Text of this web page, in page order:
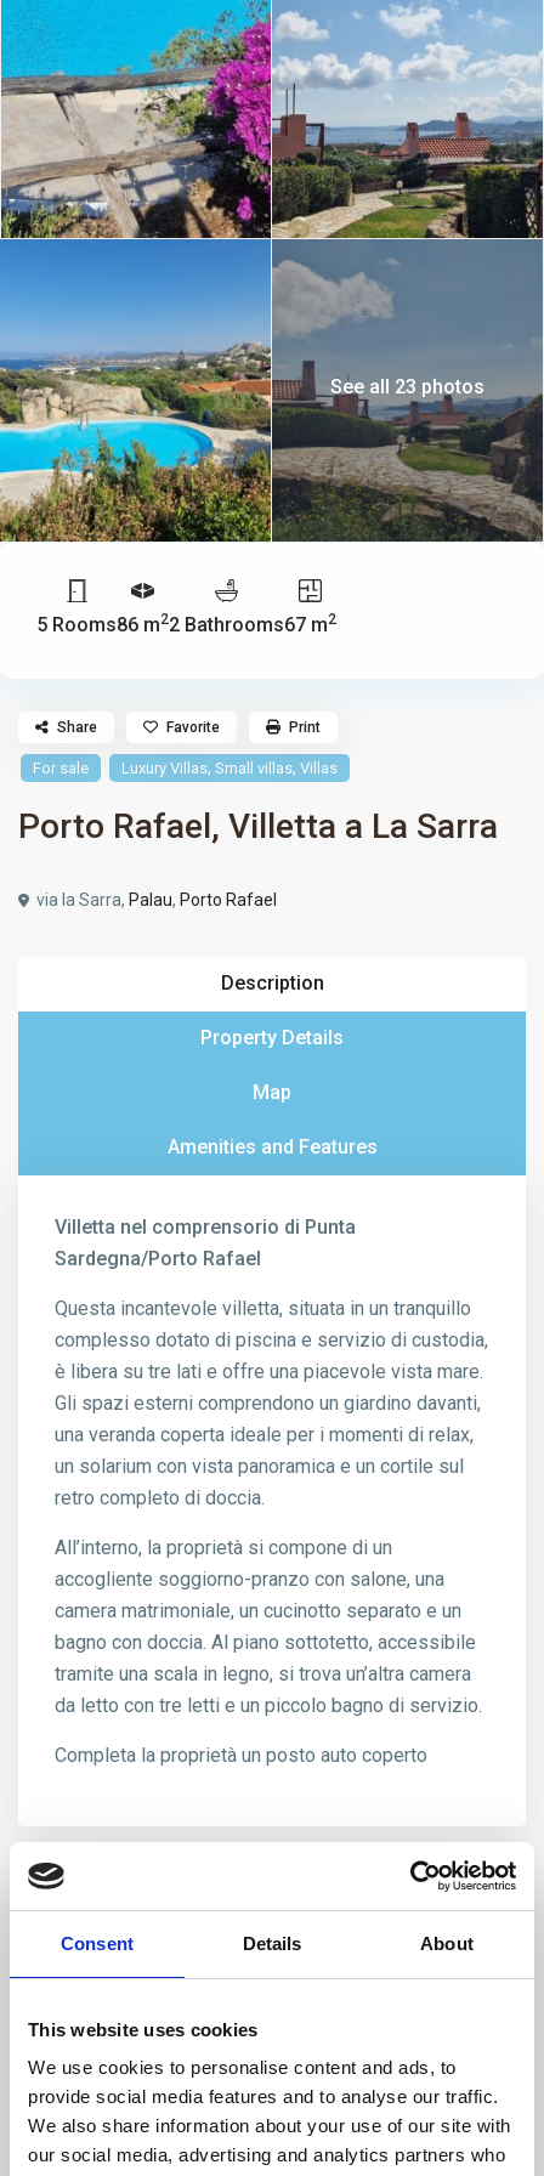
Consent Details About
This website uses cookies
We use cookies to personalise content and ads, to
provide social media features and to analyse our traffic.
We also share information about your use of our site with
our social media, advertising and analytics partners who
See all 23 photos
5 Rooms86 m22 Bathrooms67 m2
For sale Luxury Villas,Small villas,Villas
Porto Rafael, Villetta a La Sarra
via la Sarra, Palau, Porto Rafael
Share Favorite Print
Description
Property Details
Map
Amenities and Features
Villetta nel comprensorio di Punta
Sardegna/Porto Rafael
Questa incantevole villetta, situata in un tranquillo
complesso dotato di piscina e servizio di custodia,
è libera su tre lati e offre una piacevole vista mare.
Gli spazi esterni comprendono un giardino davanti,
una veranda coperta ideale per i momenti di relax,
un solarium con vista panoramica e un cortile sul
retro completo di doccia.
All’interno, la proprietà si compone di un
accogliente soggiorno-pranzo con salone, una
camera matrimoniale, un cucinotto separato e un
bagno con doccia. Al piano sottotetto, accessibile
tramite una scala in legno, si trova un’altra camera
da letto con tre letti e un piccolo bagno di servizio.
Completa la proprietà un posto auto coperto
Schedule a tour
Wed
Aug
Mon
Aug
Tue Wed Thu